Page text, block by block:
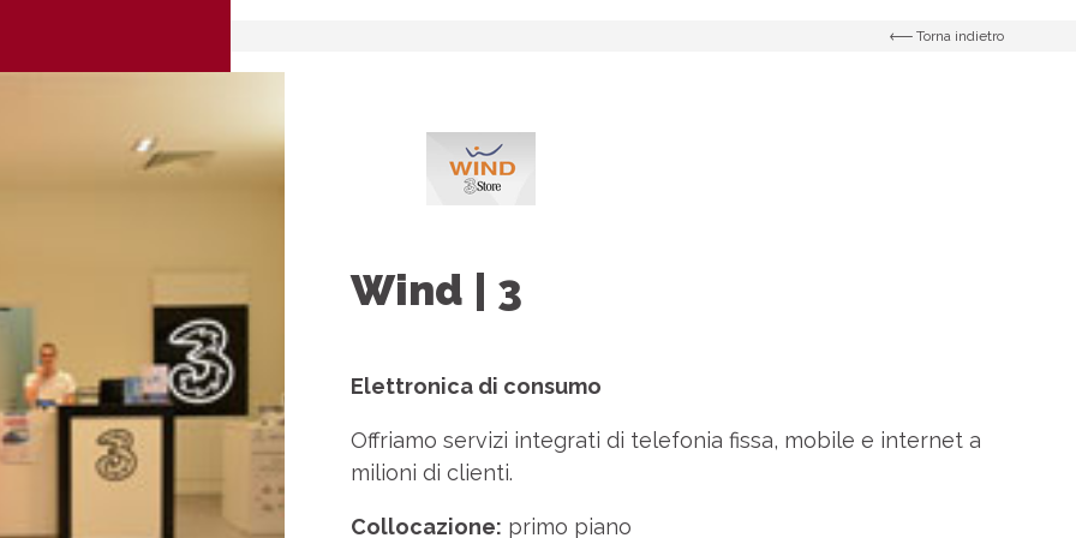
Torna indietro
Wind | 3
Elettronica di consumo
Offriamo servizi integrati di telefonia fissa, mobile e internet a
milioni di clienti.
Collocazione: primo piano